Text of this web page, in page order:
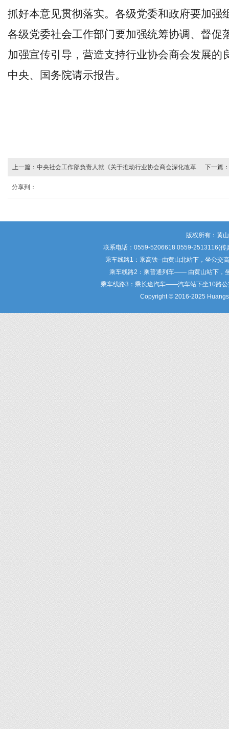
抓好本意见贯彻落实。各级党委和政府要加强
各级党委社会工作部门要加强统筹协调、督促
加强宣传引导，营造支持行业协会商会发展的
中央、国务院请示报告。
上一篇： 中央社会工作部负责人就《关于推动行业协会商会深化改革
的意见》答记者问
下一篇：
分享到：
版权所有：
联系电话：0559-5206618 0559-2513116(
乘车线路1：乘高铁--由黄山北站下，坐公交
乘车线路2：乘普通列车—— 由黄山站下，
乘车线路3：乘长途汽车——汽车站下坐10路公
Copyright © 2016-2025